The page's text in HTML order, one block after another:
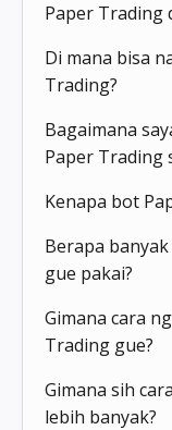
Paper Trading
Di mana bisa
Trading?
Bagaimana
Paper Trading
Kenapa bot
Berapa
gue pakai?
Gimana cara
Trading gue?
Gimana sih
lebih banyak?